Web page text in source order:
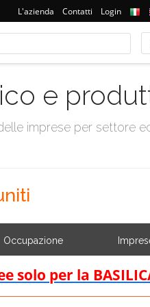
L'azienda Contatti Login
e
imprese per settore
Occupazione
per la